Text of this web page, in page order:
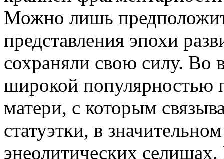
Можно лишь
представления эпохи
сохраняли свою силу. Во
широкой популярностью
матери, с которым
статуэтки, в
энеолитических